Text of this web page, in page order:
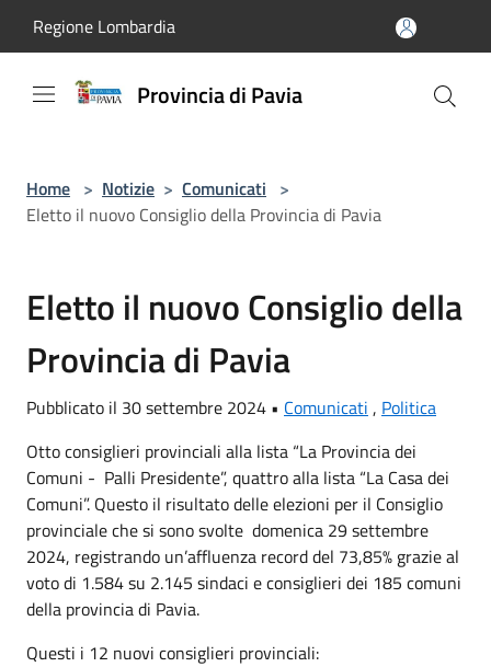
Regione Lombardia
Provincia di Pavia
Home > Notizie > Comunicati >
Eletto il nuovo Consiglio della Provincia di Pavia
Eletto il nuovo Consiglio della
Provincia di Pavia
Pubblicato il 30 settembre 2024 • Comunicati , Politica
Otto consiglieri provinciali alla lista “La Provincia dei
Comuni - Palli Presidente”, quattro alla lista “La Casa dei
Comuni”. Questo il risultato delle elezioni per il Consiglio
provinciale che si sono svolte domenica 29 settembre
2024, registrando un’affluenza record del 73,85% grazie al
voto di 1.584 su 2.145 sindaci e consiglieri dei 185 comuni
della provincia di Pavia.
Questi i 12 nuovi consiglieri provinciali: